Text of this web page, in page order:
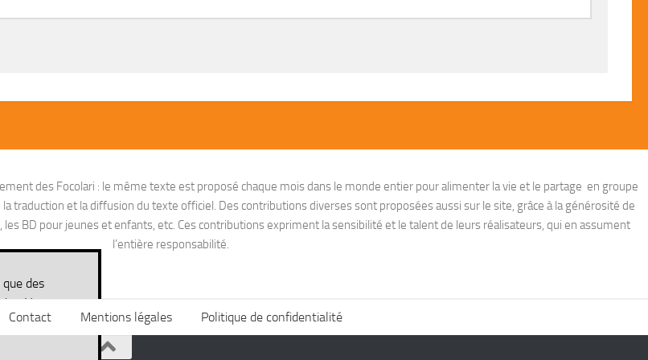
des Focolari : le même texte est proposé chaque mois dans le monde entier pour alimenter la vie et le partage en groupe
traduction et la diffusion du texte officiel. Des contributions diverses sont proposées aussi sur le site, grâce à la générosité de
BD pour jeunes et enfants, etc. Ces contributions expriment la sensibilité et le talent de leurs réalisateurs, qui en assument
l’entière responsabilité.
Contact Mentions légales Politique de confidentialité
des
Vous